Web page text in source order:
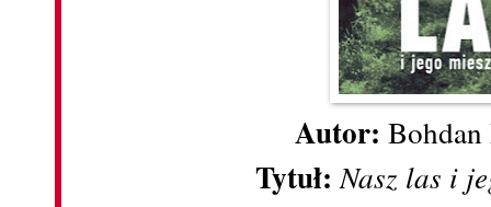
Autor:
Tytuł: Nasz las i